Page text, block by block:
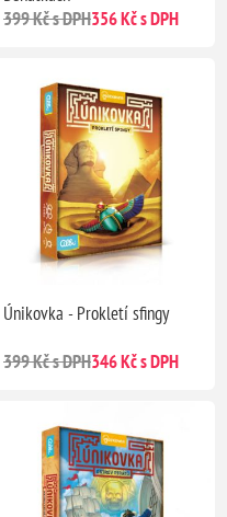
399 Kč s DPH356 Kč s DPH
Únikovka - Prokletí sfingy
399 Kč s DPH346 Kč s DPH